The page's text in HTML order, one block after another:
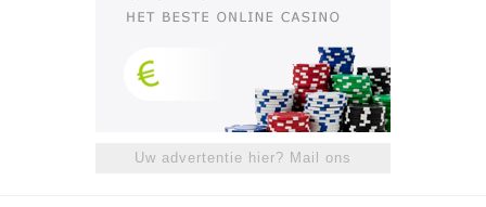
Uw advertentie hier? Mail ons